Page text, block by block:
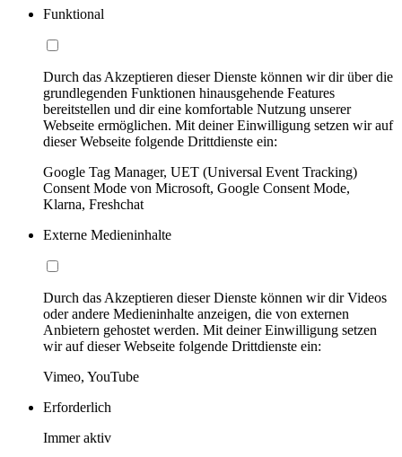
Funktional
Durch das Akzeptieren dieser Dienste können wir dir über die
grundlegenden Funktionen hinausgehende Features
bereitstellen und dir eine komfortable Nutzung unserer
Webseite ermöglichen. Mit deiner Einwilligung setzen wir auf
dieser Webseite folgende Drittdienste ein:
Google Tag Manager, UET (Universal Event Tracking)
Consent Mode von Microsoft, Google Consent Mode,
Klarna, Freshchat
Externe Medieninhalte
Durch das Akzeptieren dieser Dienste können wir dir Videos
oder andere Medieninhalte anzeigen, die von externen
Anbietern gehostet werden. Mit deiner Einwilligung setzen
wir auf dieser Webseite folgende Drittdienste ein:
Vimeo, YouTube
Erforderlich
Immer aktiv